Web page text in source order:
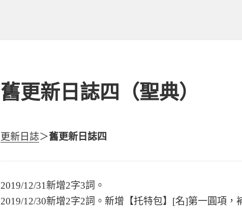
舊更新日誌四（聖典）
更新日誌＞舊更新日誌四
2019/12/31新增2字3詞。
2019/12/30新增2字2詞。新增【托特包】[名]第一圓項，